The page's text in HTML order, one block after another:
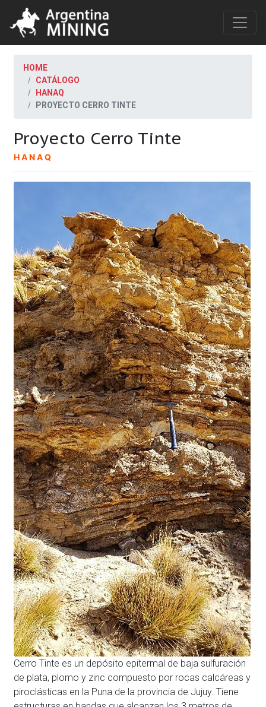
HOME
CATÁLOGO
HANAQ
PROYECTO CERRO TINTE
Proyecto Cerro Tinte
HANAQ
Cerro Tinte es un depósito epitermal de baja sulfuración
de plata, plomo y zinc compuesto por rocas calcáreas y
piroclásticas en la Puna de la provincia de Jujuy. Tiene